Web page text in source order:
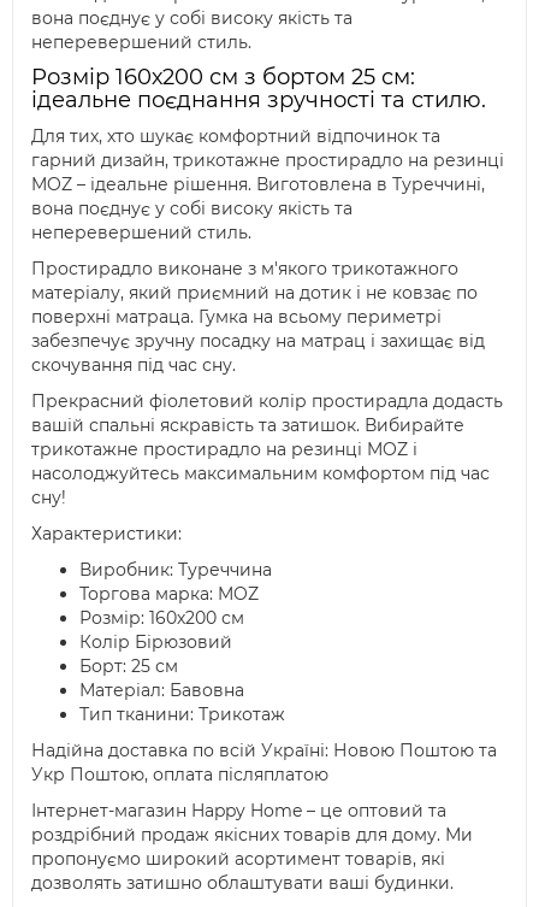
вона поєднує у собі високу якість та
неперевершений стиль.
Розмір 160х200 см з бортом 25 см:
ідеальне поєднання зручності та стилю.
Для тих, хто шукає комфортний відпочинок та
гарний дизайн, трикотажне простирадло на резинці
MOZ – ідеальне рішення. Виготовлена в Туреччині,
вона поєднує у собі високу якість та
неперевершений стиль.
Простирадло виконане з м'якого трикотажного
матеріалу, який приємний на дотик і не ковзає по
поверхні матраца. Гумка на всьому периметрі
забезпечує зручну посадку на матрац і захищає від
скочування під час сну.
Прекрасний фіолетовий колір простирадла додасть
вашій спальні яскравість та затишок. Вибирайте
трикотажне простирадло на резинці MOZ і
насолоджуйтесь максимальним комфортом під час
сну!
Характеристики:
Виробник: Туреччина
Торгова марка: MOZ
Розмір: 160х200 см
Колір Бірюзовий
Борт: 25 см
Матеріал: Бавовна
Тип тканини: Трикотаж
Надійна доставка по всій Україні: Новою Поштою та
Укр Поштою, оплата післяплатою
Інтернет-магазин Happy Home – це оптовий та
роздрібний продаж якісних товарів для дому. Ми
пропонуємо широкий асортимент товарів, які
дозволять затишно облаштувати ваші будинки.